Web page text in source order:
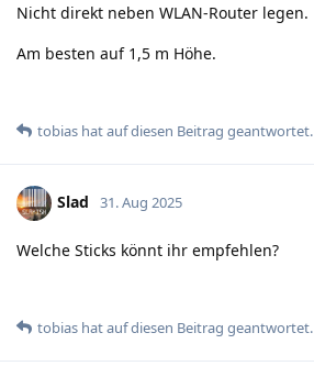
Nicht direkt neben WLAN-Router legen.
Am besten auf 1,5 m Höhe.
tobias hatauf diesen Beitrag geantwortet.
Slad 31. Aug 2025
Welche Sticks könnt ihr empfehlen?
tobias hatauf diesen Beitrag geantwortet.